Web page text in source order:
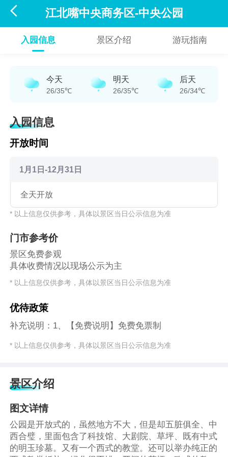
 江北嘴中央商务区-中央公园
入园信息 景区介绍 游玩指南
今天
26/35℃
明天
26/35℃
后天
26/34℃
入园信息
开放时间
1月1日-12月31日
全天开放
* 以上信息仅供参考，具体以景区当日公示信息为准
门市参考价
景区免费参观
具体收费情况以现场公示为主
* 以上信息仅供参考，具体以景区当日公示信息为准
优待政策
补充说明：1、【免费说明】免费免票制
* 以上信息仅供参考，具体以景区当日公示信息为准
景区介绍
图文详情
公园是开放式的，虽然地方不大，但是却五脏俱全、中
西合璧，里面包含了科技馆、大剧院、草坪、既有中式
的明玉珍墓。又有一个西式的教堂。还可以举办纯正的